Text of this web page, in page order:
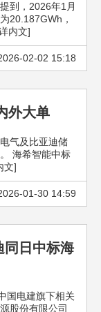
到，2026年1月
20.187GWh，
内文]
02-02 15:18
外大单
气及比亚迪储
海希智能中标
文]
01-30 14:59
同日中标海
国电建旗下相关
股份有限公司